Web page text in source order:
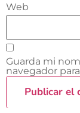
Web
Guarda mi
navegador